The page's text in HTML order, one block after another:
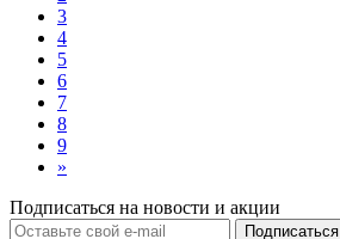
3
4
5
6
7
8
9
»
Подписаться на новости и акции
Подписаться